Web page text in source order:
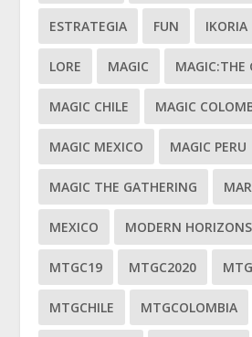
ESTRATEGIA FUN IKORIA
LORE MAGIC MAGIC:THE
MAGIC CHILE MAGIC
MAGIC MEXICO MAGIC PERU
MAGIC THE GATHERING
MEXICO MODERN HORIZONS
MTGC19 MTGC2020
MTGCHILE MTGCOLOMBIA